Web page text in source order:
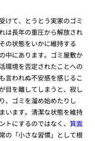
けて、とうとう実家のゴミ
は長年の重圧から解放され
の状態をいかに維持する
中にあります。ゴミ屋敷か
環境を否定されたことへの
言われぬ不安感を感じるこ
目を離してしまうと、寂し
、ゴミを溜め始めたりし
います。清潔な状態を維持
トにするのではなく、箕面
の「小さな習慣」として根